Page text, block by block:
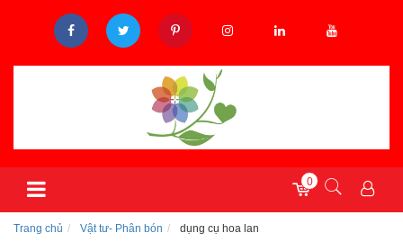
0
Trang chủ Vật tư- Phân bón dụng cụ hoa lan